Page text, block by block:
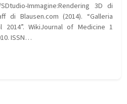
Immagine:Rendering 3D di
di Blausen.com (2014). “Galleria
2014”. WikiJournal of Medicine 1
ISSN…